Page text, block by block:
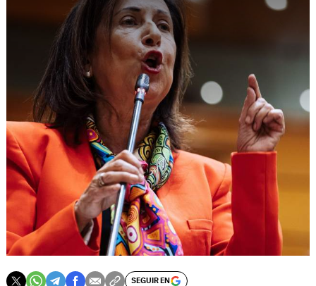
SEGUIR EN